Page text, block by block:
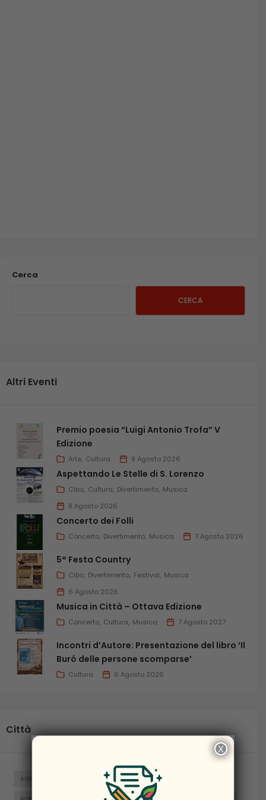
Cerca
CERCA
Altri Eventi
Premio poesia “Luigi Antonio Trofa” V
Edizione
Arte Cultura 9 Agosto 2026
Aspettando Le Stelle di S. Lorenzo
Cibo Cultura Divertimento Musica
8 Agosto 2026
Concerto dei Folli
Concerto Divertimento Musica 7 Agosto 2026
5° Festa Country
Cibo Divertimento Festival Musica
6 Agosto 2026
Musica in Città – Ottava Edizione
Concerto Cultura Musica 7 Agosto 2027
Incontri d’Autore: Presentazione del libro ‘Il
Buró delle persone scomparse’
Cultura 6 Agosto 2026
Città
AGNONE BAGNOLI DEL TRIGNO BARANELLO
× X